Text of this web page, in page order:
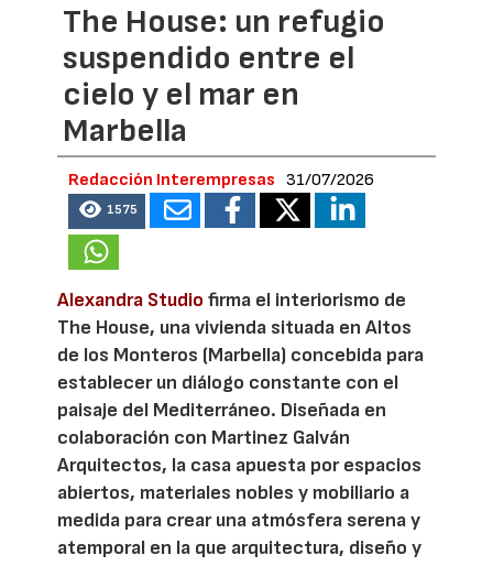
The House: un refugio
suspendido entre el
cielo y el mar en
Marbella
Redacción Interempresas 31/07/2026
1575
Alexandra Studio firma el interiorismo de
The House, una vivienda situada en Altos
de los Monteros (Marbella) concebida para
establecer un diálogo constante con el
paisaje del Mediterráneo. Diseñada en
colaboración con Martinez Galván
Arquitectos, la casa apuesta por espacios
abiertos, materiales nobles y mobiliario a
medida para crear una atmósfera serena y
atemporal en la que arquitectura, diseño y